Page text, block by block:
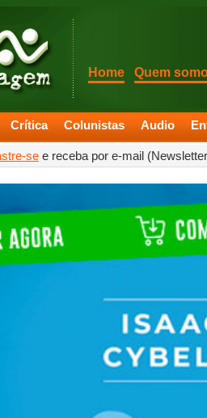
Home Quem
Crítica Colunistas Audio
se e receba por e-mail